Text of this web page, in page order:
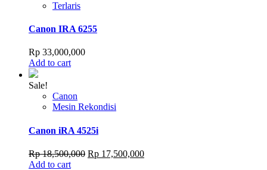
Terlaris
Canon IRA 6255
Rp 33,000,000
Add to cart
Sale!
Canon
Mesin Rekondisi
Canon iRA 4525i
Rp18,500,000 Original
Rp 17,500,000Current
Add to cart